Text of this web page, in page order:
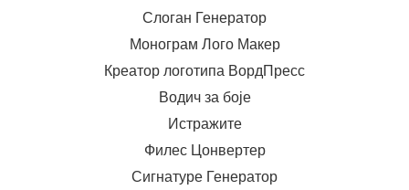
Слоган Генератор
Монограм Лого Макер
Креатор логотипа ВордПресс
Водич за боје
Истражите
Филес Цонвертер
Сигнатуре Генератор